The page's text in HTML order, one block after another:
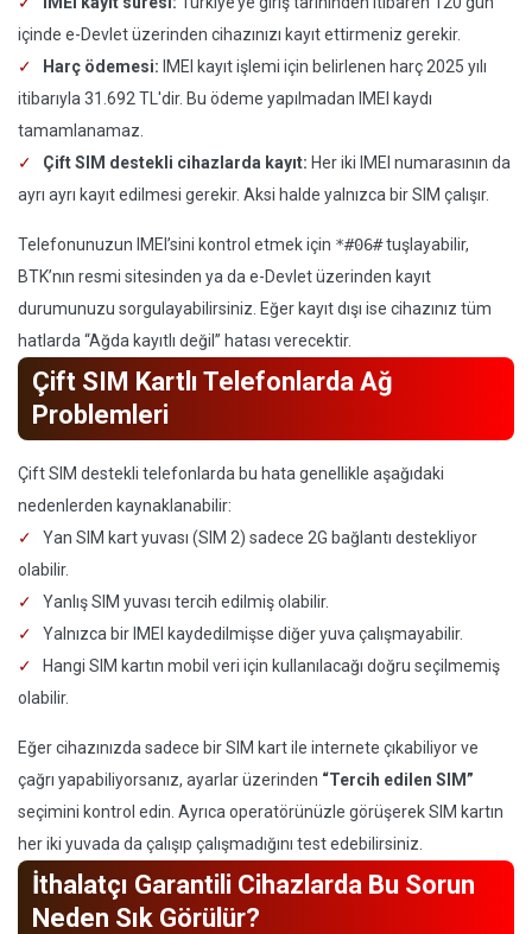
içinde e-Devlet üzerinden cihazınızı kayıt ettirmeniz gerekir.
Harç ödemesi: IMEI kayıt işlemi için belirlenen harç 2025 yılı
itibarıyla 31.692 TL'dir. Bu ödeme yapılmadan IMEI kaydı
tamamlanamaz.
Çift SIM destekli cihazlarda kayıt: Her iki IMEI numarasının da
ayrı ayrı kayıt edilmesi gerekir. Aksi halde yalnızca bir SIM çalışır.
Telefonunuzun IMEI’sini kontrol etmek için *#06#tuşlayabilir,
BTK’nın resmi sitesinden ya da e-Devlet üzerinden kayıt
durumunuzu sorgulayabilirsiniz. Eğer kayıt dışı ise cihazınız tüm
hatlarda “Ağda kayıtlı değil” hatası verecektir.
Çift SIM Kartlı Telefonlarda Ağ
Problemleri
Çift SIM destekli telefonlarda bu hata genellikle aşağıdaki
nedenlerden kaynaklanabilir:
Yan SIM kart yuvası (SIM 2) sadece 2G bağlantı destekliyor
olabilir.
Yanlış SIM yuvası tercih edilmiş olabilir.
Yalnızca bir IMEI kaydedilmişse diğer yuva çalışmayabilir.
Hangi SIM kartın mobil veri için kullanılacağı doğru seçilmemiş
olabilir.
Eğer cihazınızda sadece bir SIM kart ile internete çıkabiliyor ve
çağrı yapabiliyorsanız, ayarlar üzerinden “Tercih edilen SIM”
seçimini kontrol edin. Ayrıca operatörünüzle görüşerek SIM kartın
her iki yuvada da çalışıp çalışmadığını test edebilirsiniz.
İthalatçı Garantili Cihazlarda Bu Sorun
Neden Sık Görülür?